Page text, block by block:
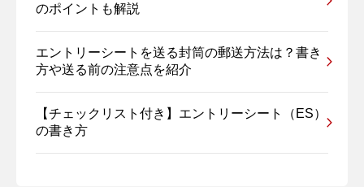
のポイントも解説
エントリーシートを送る封筒の郵送方法は？書き
方や送る前の注意点を紹介
【チェックリスト付き】エントリーシート（ES）
の書き方